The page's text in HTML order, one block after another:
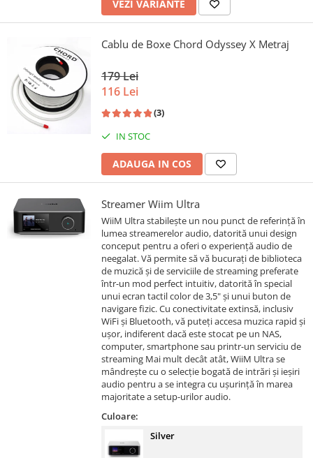
VEZI VARIANTE
Cablu de Boxe Chord Odyssey X Metraj
179 Lei
116 Lei
(3)
IN STOC
ADAUGA IN COS
Streamer Wiim Ultra
WiiM Ultra stabilește un nou punct de referință în
lumea streamerelor audio, datorită unui design
conceput pentru a oferi o experiență audio de
neegalat. Vă permite să vă bucurați de biblioteca
de muzică și de serviciile de streaming preferate
într-un mod perfect intuitiv, datorită în special
unui ecran tactil color de 3,5" și unui buton de
navigare fizic. Cu conectivitate extinsă, inclusiv
WiFi și Bluetooth, vă puteți accesa muzica rapid și
ușor, indiferent dacă este stocat pe un NAS,
computer, smartphone sau printr-un serviciu de
streaming Mai mult decât atât, WiiM Ultra se
mândrește cu o selecție bogată de intrări și ieșiri
audio pentru a se integra cu ușurință în marea
majoritate a setup-urilor audio.
Culoare:
Silver